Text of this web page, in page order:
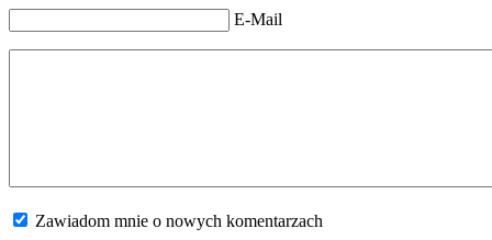
E-Mail
Zawiadom mnie o nowych komentarzach